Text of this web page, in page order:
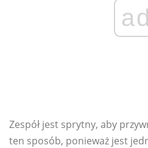
ad
Zespół jest sprytny, aby
ten sposób, ponieważ jest